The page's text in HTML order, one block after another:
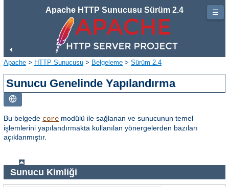
Apache HTTP Sunucusu Sürüm 2.4
Apache > HTTP Sunucusu > Belgeleme > Sürüm 2.4
Sunucu Genelinde Yapılandırma
Bu belgede core modülü ile sağlanan ve sunucunun temel
işlemlerini yapılandırmakta kullanılan yönergelerden bazıları
açıklanmıştır.
Sunucu Kimliği
☰